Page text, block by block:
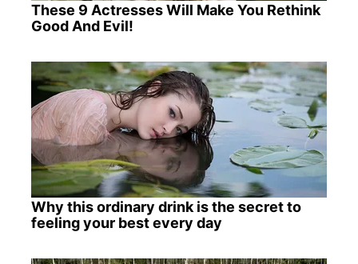
These 9 Actresses Will Make You Rethink
Good And Evil!
Why this ordinary drink is the secret to
feeling your best every day